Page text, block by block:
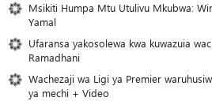
Msikiti Humpa Mtu Utulivu Mkubwa:
Yamal
Ufaransa yakosolewa kwa kuwazuia
Ramadhani
Wachezaji wa Ligi ya Premier
ya mechi + Video